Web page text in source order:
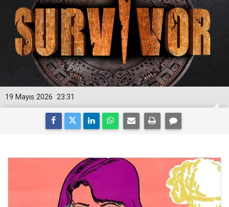
23:31
19 Mayıs 2026